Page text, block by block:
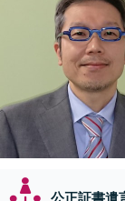
公正証書遺